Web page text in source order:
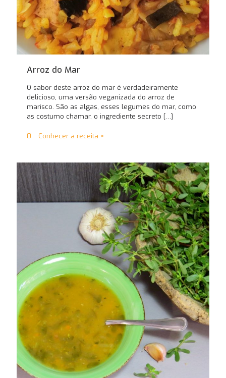
Arroz do Mar
O sabor deste arroz do mar é verdadeiramente
delicioso, uma versão veganizada do arroz de
marisco. São as algas, esses legumes do mar, como
as costumo chamar, o ingrediente secreto […]
0 Conhecer a receita >